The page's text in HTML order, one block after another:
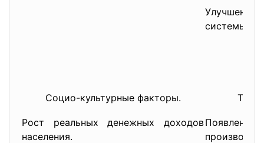
Улучшение
системы.
Социо-культурные факторы.
Рост реальных денежных доходов
населения.